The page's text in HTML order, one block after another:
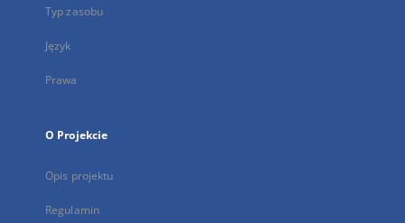
Typ zasobu
Język
Prawa
O Projekcie
Opis projektu
Regulamin